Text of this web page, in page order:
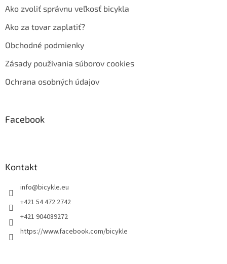
Ako zvoliť správnu veľkosť bicykla
Ako za tovar zaplatiť?
Obchodné podmienky
Zásady používania súborov cookies
Ochrana osobných údajov
Facebook
Kontakt
info@bicykle.eu
+421 54 472 2742
+421 904089272
https://www.facebook.com/bicykle